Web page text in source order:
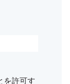
を許可す